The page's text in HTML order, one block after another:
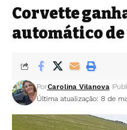
Corvette
automático
Última atualização: 8 de
PorCarolina Vilanova